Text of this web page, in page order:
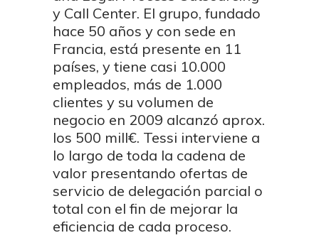
y Call Center. El grupo, fundado
hace 50 años y con sede en
Francia, está presente en 11
países, y tiene casi 10.000
empleados, más de 1.000
clientes y su volumen de
negocio en 2009 alcanzó aprox.
los 500 mill€. Tessi interviene a
lo largo de toda la cadena de
valor presentando ofertas de
servicio de delegación parcial o
total con el fin de mejorar la
eficiencia de cada proceso.